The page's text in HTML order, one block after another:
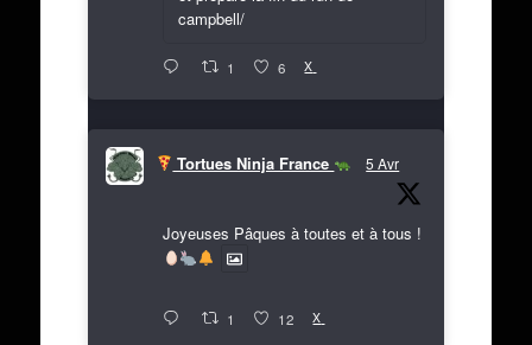
campbell/
1 6 X
Tortues Ninja France 5 Avr
Joyeuses Pâques à toutes et à tous !
1 12 X